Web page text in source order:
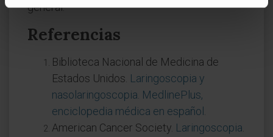
general.
Referencias
Biblioteca Nacional de Medicina de
Estados Unidos. Laringoscopia y
nasolaringoscopia. MedlinePlus,
enciclopedia médica en español
American Cancer Society. Laringoscopia